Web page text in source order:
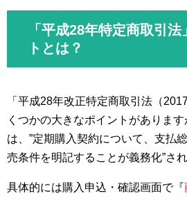
「平成28年特定商取引
トとは？
「平成28年改正特定商取引法（
くつかの大きなポイントがありま
は、”定期購入契約について、支払
売条件を明記することが義務化”さ
具体的には購入申込・確認画面で『